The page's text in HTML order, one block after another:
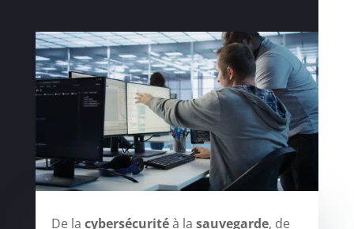
De la cybersécuritéà la sauvegarde, de